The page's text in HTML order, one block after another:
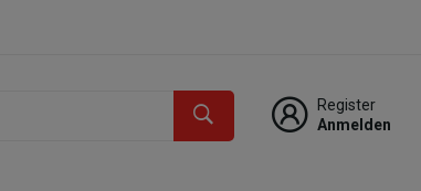
Register
Anmelden